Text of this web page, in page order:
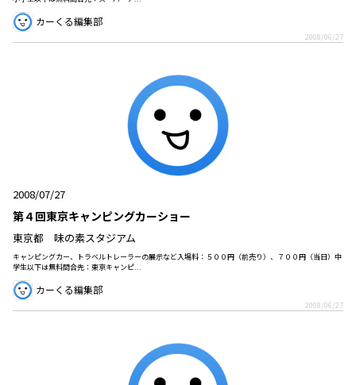
カーくる編集部
2008/06/27
2008/07/27
第４回東京キャンピングカーショー
東京都 味の素スタジアム
キャンピングカー、トラベルトレーラーの展示など入場料：５００円（前売り）、７００円（当日）中
学生以下は無料問合先：東京キャンピ...
カーくる編集部
2008/06/27